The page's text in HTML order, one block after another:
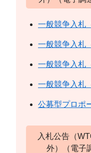
一般競争入札
一般競争入札
一般競争入札
一般競争入札
公募型プロポ
入札公告（
外）（電子